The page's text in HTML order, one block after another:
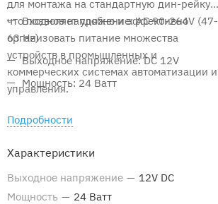
для монтажа на стандартную дин-рейку,
что позволяет удобно и эффективно
организовать питание множества
устройств в промышленных и
коммерческих системах автоматизации и
управления.
Входное напряжение: AC 90-264V (47-
63 Hz)
Выходное напряжение: DC 12V
Мощность: 24 Ватт
Подробности
Характеристики
Выходное напряжение — 12V DC
Мощность — 24 Ватт